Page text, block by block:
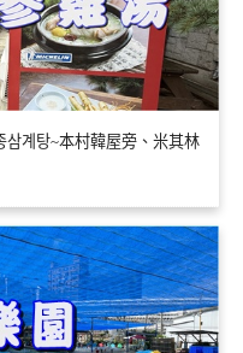
계탕~本村韓屋旁、米其林